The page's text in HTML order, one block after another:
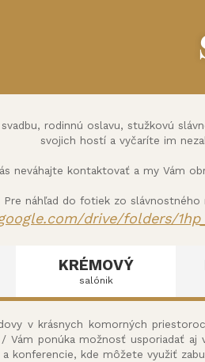
rodinnú oslavu, stužkovú
svojich hostí a vyčaríte im
neváhajte kontaktovať a my Vám
Pre náhľad do fotiek zo
drive/folders/
v krásnych komorných
ponúka možnosť usporiadať
a konferencie, kde môžete využiť
KRÉMOVÝ
salónik